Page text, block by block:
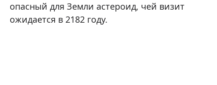
опасный для Земли астероид, чей визит
ожидается в 2182 году.